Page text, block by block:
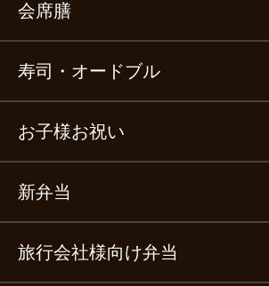
会席膳
寿司・オードブル
お子様お祝い
新弁当
旅行会社様向け弁当